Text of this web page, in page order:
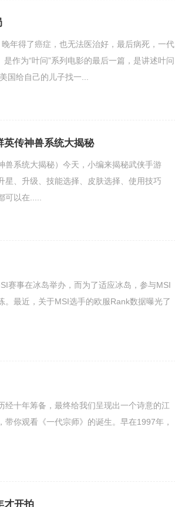
年得了癌症，也无法医治好，最后病死，一代
作为“叶问”系列电影的最后一篇，是讲述叶问
国给自己的儿子找一...
英传神兽系统大揭秘
兽系统大揭秘）今天，小编来揭秘武侠手游
星、升级、技能选择、皮肤选择、使用技巧
以在.....
赛事在冰岛举办，而为了适应冰岛，参与MSI
最近，关于MSI选手的欧服Rank数据曝光了
十年筹备，最终给我们呈现出一个诗意的江
你观看《一代宗师》的诞生。早在1997年，
才开拍